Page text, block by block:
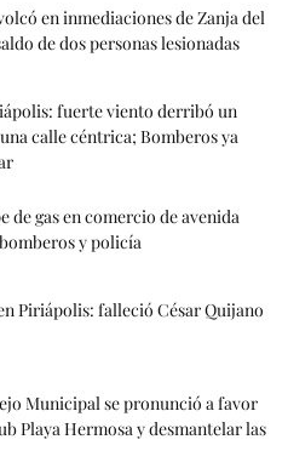
en inmediaciones de Zanja del
de dos personas lesionadas
fuerte viento derribó un
calle céntrica; Bomberos ya
de gas en comercio de avenida
y policía
Piriápolis: falleció César Quijano
Municipal se pronunció a favor
Playa Hermosa y desmantelar las